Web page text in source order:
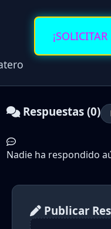
Respuestas (0)
Nadie ha respondido
Publicar